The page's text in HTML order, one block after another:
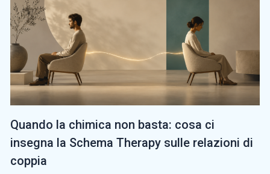
Quando la chimica non basta: cosa ci
insegna la Schema Therapy sulle relazioni di
coppia